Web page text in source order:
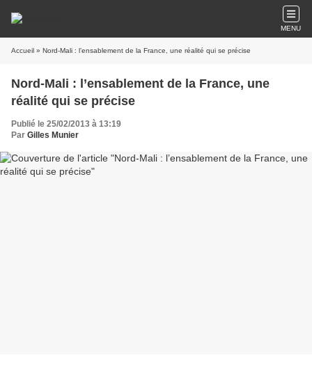
MENU
Accueil » Nord-Mali : l’ensablement de la France, une réalité qui se précise
Nord-Mali : l’ensablement de la France, une
réalité qui se précise
Publié le 25/02/2013 à 13:19
Par Gilles Munier